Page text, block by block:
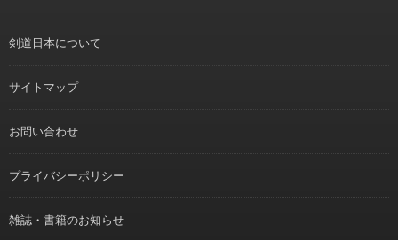
剣道日本について
サイトマップ
お問い合わせ
プライバシーポリシー
雑誌・書籍のお知らせ